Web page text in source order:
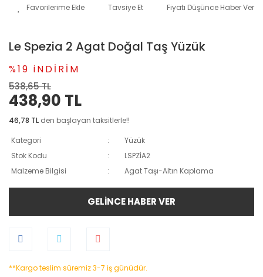
Tavsiye Et Fiyatı Düşünce Haber Ver
Le Spezia 2 Agat Doğal Taş Yüzük
%19 iNDİRİM
538,65 TL
438,90 TL
46,78 TL den başlayan taksitlerle!!
Kategori
Yüzük
Stok Kodu
LSPZİA2
Malzeme Bilgisi
Agat Taşı-Altın Kaplama
GELİNCE HABER VER
**Kargo teslim süremiz 3-7 iş günüdür.